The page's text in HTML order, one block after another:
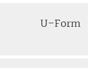
U-Form